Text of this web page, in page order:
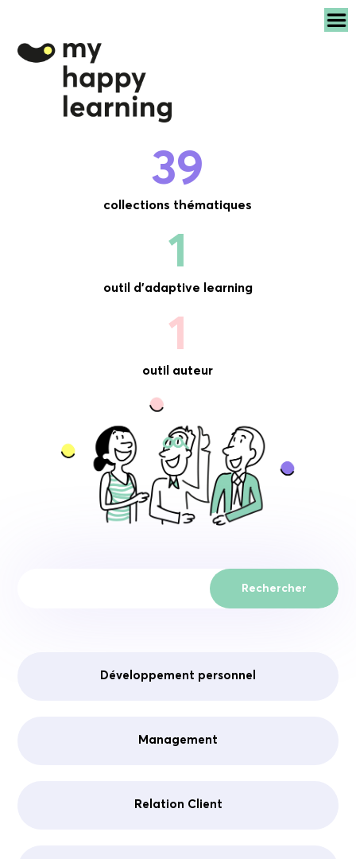
39
collections thématiques
1
outil d'adaptive learning
1
outil auteur
Rechercher
Développement personnel
Management
Relation Client